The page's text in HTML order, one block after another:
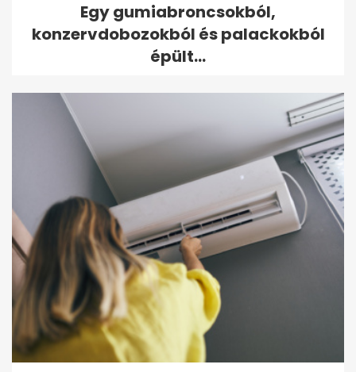
Egy gumiabroncsokból,
konzervdobozokból és palackokból
épült...